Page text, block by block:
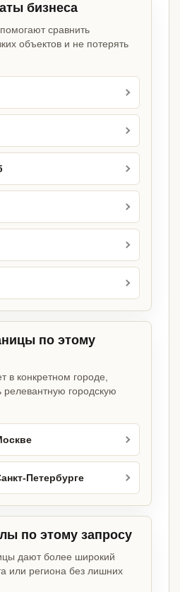
бизнеса
сравнить
объектов и не потерять
по этому
в конкретном городе,
релевантную городскую
Петербурге
по этому запросу
дают более широкий
или региона без лишних